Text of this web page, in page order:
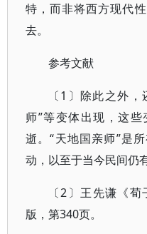
特，而非将西方现代
去。
参考文献
〔1〕除此之外
师”等变体出现，这
逝。“天地国亲师”是
动，以至于当今民间仍
〔2〕王先谦《
版，第340页。